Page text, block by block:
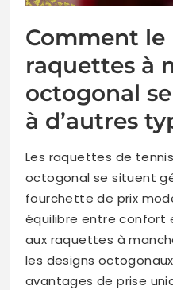
Comment le
raquettes à
octogonal
à d’autres
Les raquettes de
octogonal se situent
fourchette de prix
équilibre entre confort
aux raquettes à
les designs
avantages de prise